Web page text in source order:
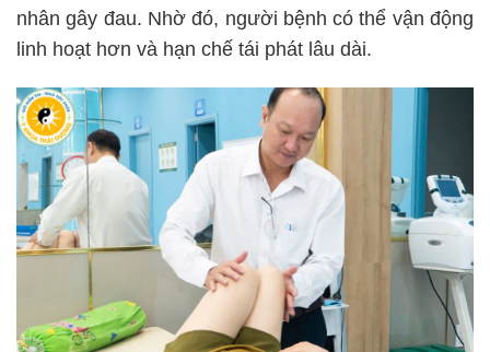
nhân gây đau. Nhờ đó, người bệnh có thể vận động
linh hoạt hơn và hạn chế tái phát lâu dài.